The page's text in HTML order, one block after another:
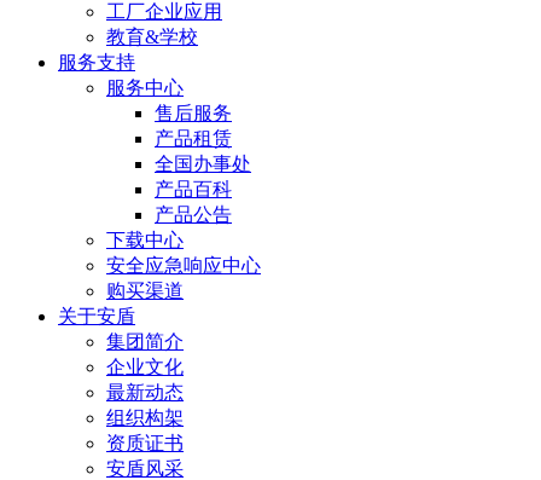
工厂企业应用
教育&学校
服务支持
服务中心
售后服务
产品租赁
全国办事处
产品百科
产品公告
下载中心
安全应急响应中心
购买渠道
关于安盾
集团简介
企业文化
最新动态
组织构架
资质证书
安盾风采